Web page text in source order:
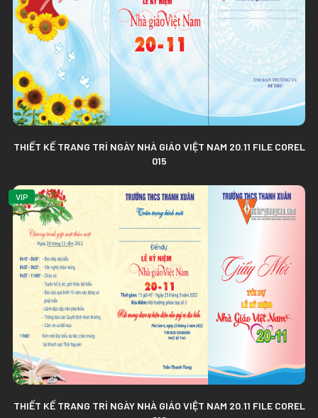
THIẾT KẾ TRANG TRÍ NGÀY NHÀ GIÁO VIỆT NAM 20.11 FILE COREL
015
VIP
THIẾT KẾ TRANG TRÍ NGÀY NHÀ GIÁO VIỆT NAM 20.11 FILE COREL